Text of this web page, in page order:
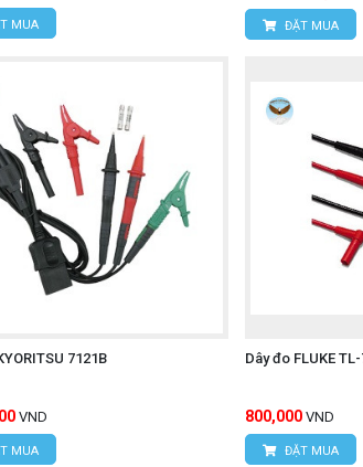
Xã Tân Kiên, Huyện Bình Chánh, Tp.Hồ
UNI-T UT677A
MUA ĐẶT MUA
7121B
VND
MUA
Dây đo FLUKE
800,000 VND
ĐẶT MUA